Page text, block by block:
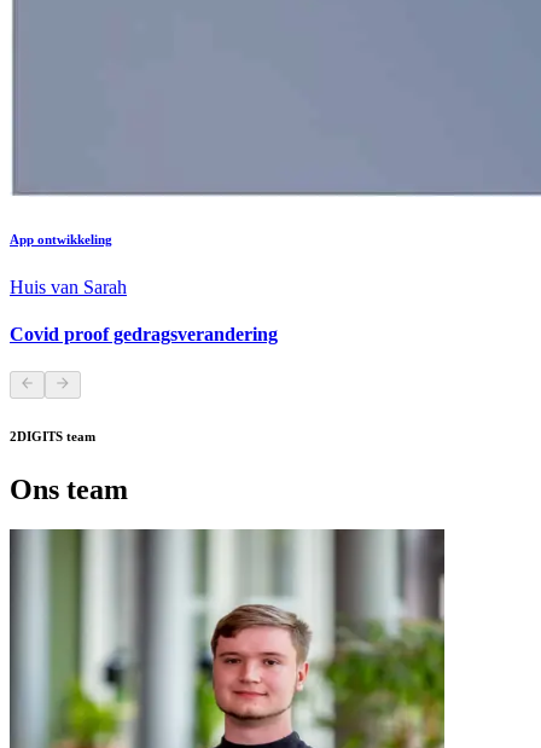
App ontwikkeling
Huis van Sarah
Covid proof gedragsverandering
2DIGITS team
Ons team